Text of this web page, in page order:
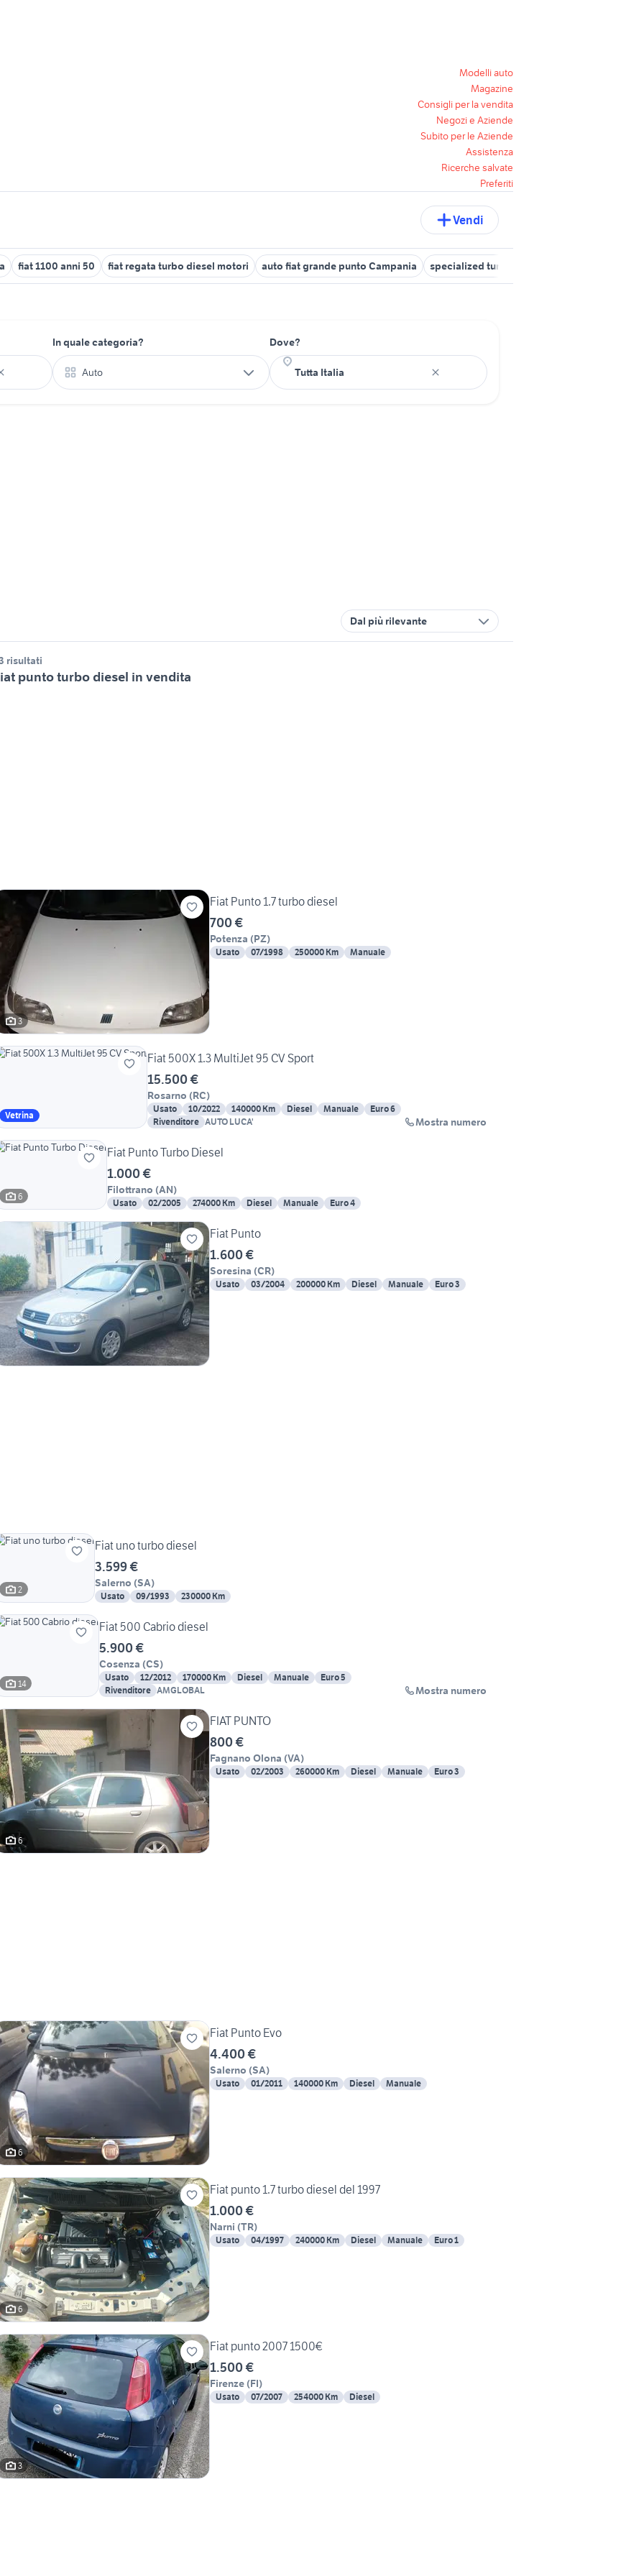
Modelli auto
Magazine
Consigli per la vendita
Negozi e Aziende
Subito per le Aziende
Assistenza
Ricerche salvate
Preferiti
Vendi
fiat 1100 anni 50 fiat regata turbo diesel motori auto fiat grande punto Campania specialized turbo levo usata
In quale categoria?
Auto
Dove?
Dal più rilevante
risultati
punto turbo diesel in vendita
3
Fiat Punto 1.7 turbo diesel
700 €
Potenza (PZ)
Usato 07/1998 250000 Km Manuale
Vetrina
Fiat 500X 1.3 MultiJet 95 CV Sport
15.500 €
Rosarno (RC)
Usato 10/2022 140000 Km Diesel Manuale
Euro 6
Rivenditore AUTO LUCA' Mostra numero
6
Fiat Punto Turbo Diesel
1.000 €
Filottrano (AN)
Usato 02/2005 274000 Km Diesel Manuale Euro 4
Fiat Punto
1.600 €
Soresina (CR)
Usato 03/2004 200000 Km Diesel Manuale Euro 3
2
Fiat uno turbo diesel
3.599 €
Salerno (SA)
Usato 09/1993 230000 Km
14
Fiat 500 Cabrio diesel
5.900 €
Cosenza (CS)
Usato 12/2012 170000 Km Diesel Manuale
Euro 5
Rivenditore AMGLOBAL Mostra numero
6
FIAT PUNTO
800 €
Fagnano Olona (VA)
Usato 02/2003 260000 Km Diesel Manuale Euro 3
6
Fiat Punto Evo
4.400 €
Salerno (SA)
Usato 01/2011 140000 Km Diesel Manuale
6
Fiat punto 1.7 turbo diesel del 1997
1.000 €
Narni (TR)
Usato 04/1997 240000 Km Diesel Manuale Euro 1
3
Fiat punto 2007 1500€
1.500 €
Firenze (FI)
Usato 07/2007 254000 Km Diesel